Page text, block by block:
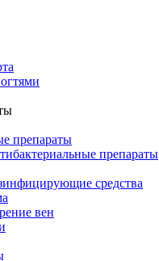
препараты
препараты
средства
вен